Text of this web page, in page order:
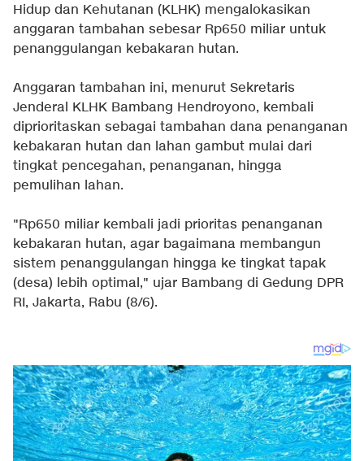
Hidup dan Kehutanan (KLHK) mengalokasikan
anggaran tambahan sebesar Rp650 miliar untuk
penanggulangan kebakaran hutan.
Anggaran tambahan ini, menurut Sekretaris
Jenderal KLHK Bambang Hendroyono, kembali
diprioritaskan sebagai tambahan dana penanganan
kebakaran hutan dan lahan gambut mulai dari
tingkat pencegahan, penanganan, hingga
pemulihan lahan.
"Rp650 miliar kembali jadi prioritas penanganan
kebakaran hutan, agar bagaimana membangun
sistem penanggulangan hingga ke tingkat tapak
(desa) lebih optimal," ujar Bambang di Gedung DPR
RI, Jakarta, Rabu (8/6).